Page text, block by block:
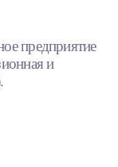
предприятие
и